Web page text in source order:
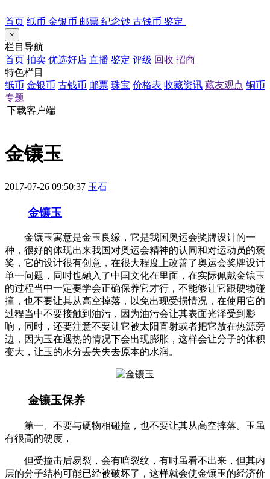
首页 纸币 金银币 邮票 纪念钞 古钱币 鉴定
×
栏目导航
首页 拍卖 优选好店 直播 鉴定 评级 回收 招商
特色栏目
纸币 金银币 古钱币 邮票 珠宝 价格表 收藏资讯 藏友观点 铜币
专题
下载客户端
金镶玉
2017-07-26 09:50:37 玉石
金镶玉
金镶玉寓意是金玉良缘，它是我国奥运会奖牌设计的一
种，很好的体现出来我国对奥运会精神的认同和对运动员的褒
奖，它的设计很有创意，在很大程度上改善了奥运会奖牌设计
单一问题，同时也融入了中国文化在里面，在实际佩戴金镶玉
的过程当中一定要学会正确保养它才行，不能够让它跟硬物碰
撞，也不要让其从高空掉落，以免出现受损情况，在使用它的
过程当中不要接触到油污，因为油污会让其表面光泽受到影
响，同时，还要注意不要让它被太阳直射或者把它放在热源旁
边，因为玉在遇热的情况下会出现膨胀，这样会让分子的体积
变大，让玉的水分丢失失去原本的水润。
金镶玉保养
第一、不要与硬物相碰撞，也不要让其从高空摔落。玉虽
有很高的硬度，
但受撞击后易裂，会有暗裂纹，有时虽看不出来，但其内
层的分子结构可能已经被破坏了，这样就会使金镶玉的经济价